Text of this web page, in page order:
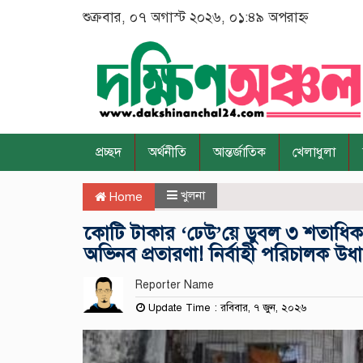
শুক্রবার, ০৭ অগাস্ট ২০২৬, ০১:৪৯ অপরাহ্ন
প্রচ্ছদ অর্থনীতি আন্তর্জাতিক খেলাধুলা
Home খুলনা
‎কোটি টাকার ‘ঢেউ’য়ে ডুবল ৩
অভিনব প্রতারণা! নির্বাহী পরিচালক
Reporter Name
Update Time : রবিবার, ৭ জুন, ২০২৬